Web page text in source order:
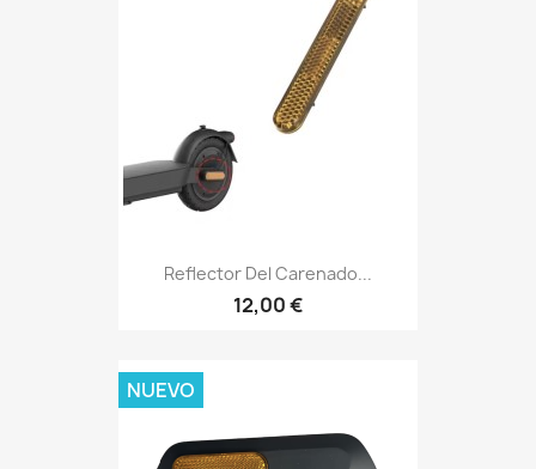
Reflector Del Carenado...
12,00 €
NUEVO